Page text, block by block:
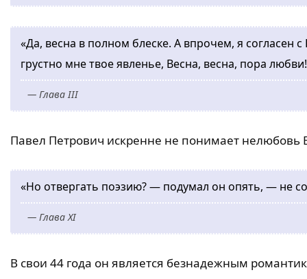
«Да, весна в полном блеске. А впрочем, я
грустно мне твое явленье, Весна, весна, пора
— Глава III
Павел Петрович искренне не понимает нелюбовь
«Но отвергать поэзию? — подумал он опять, — не
— Глава XI
В свои 44 года он является безнадежным